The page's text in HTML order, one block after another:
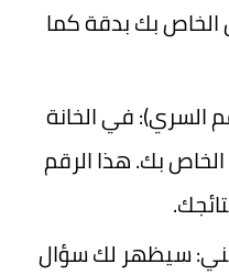
الخاص بك بدقة كما
السري):في الخانة
الخاص بك. هذا الرقم
سيظهر لك سؤال